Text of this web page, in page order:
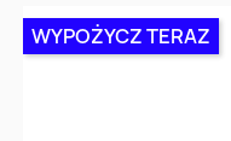
WYPOŻYCZ TERAZ